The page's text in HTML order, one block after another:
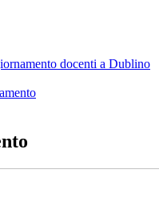
docenti a Dublino